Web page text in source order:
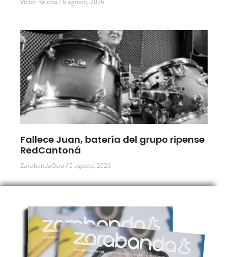
Víctor Reloba 6 agosto, 2026
Fallece Juan, batería del grupo ripense
RedCantoná
ZarabandaOcio 5 agosto, 2026